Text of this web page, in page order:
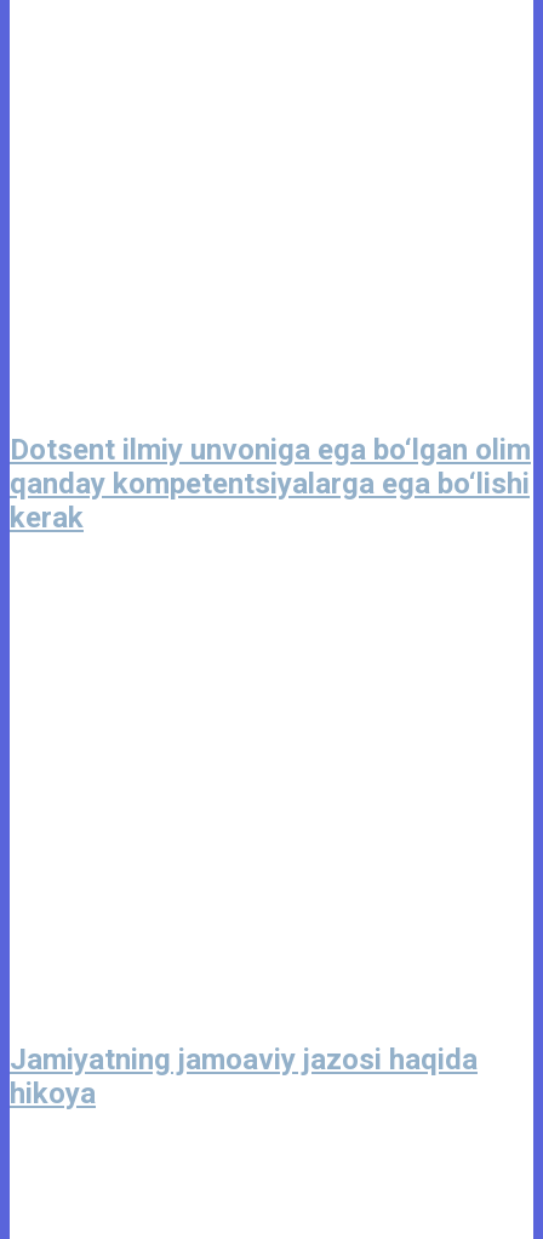
Dotsent ilmiy unvoniga ega bo‘lgan olim
qanday kompetentsiyalarga ega bo‘lishi
kerak
Jamiyatning jamoaviy jazosi haqida
hikoya